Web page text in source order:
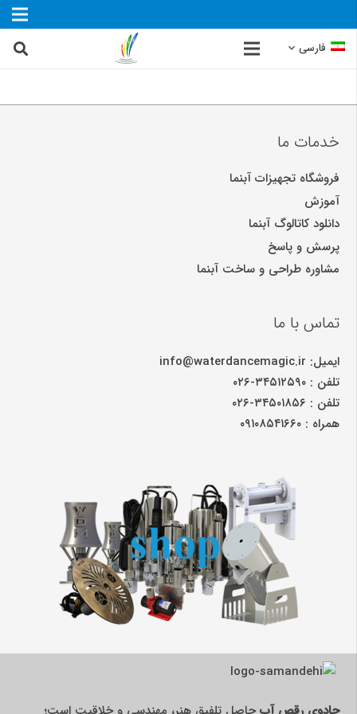
فارسی
خدمات ما
فروشگاه تجهیزات آبنما
آموزش
دانلود کاتالوگ آبنما
پرسش و پاسخ
مشاوره طراحی و ساخت آبنما
تماس با ما
ایمیل: info@waterdancemagic.ir
تلفن : ۳۴۵۱۲۵۹۰-۰۲۶
تلفن : ۳۴۵۰۱۸۵۶-۰۲۶
همراه : ۰۹۱۰۸۵۴۱۶۶۰